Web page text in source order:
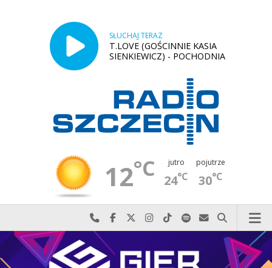
SŁUCHAJ TERAZ
T.LOVE (GOŚCINNIE KASIA
SIENKIEWICZ) - POCHODNIA
12°C jutro
24°C
pojutrze
30°C
Najlepiej po prostu do nas zadzwoń
Odwiedź nas na Facebook-u
Odwiedź nas na X
Odwiedź nas na Instagram-ie
Odwiedź nas na TikTok-u
Szukaj nas na Spotify
Wyślij do nas
Szukaj